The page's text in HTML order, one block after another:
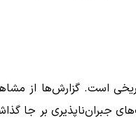
است. گزارش‌ها از
جبران‌ناپذیری بر جا